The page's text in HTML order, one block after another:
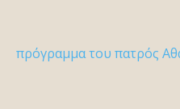
πρόγραμμα του πατρός